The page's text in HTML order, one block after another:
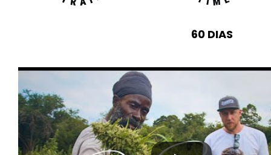
60 DIAS